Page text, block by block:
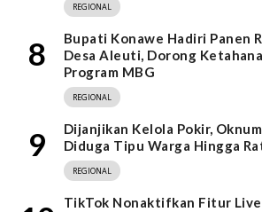
REGIONAL
8
Bupati Konawe Hadiri Panen
Desa Aleuti, Dorong
Program MBG
REGIONAL
9
Dijanjikan Kelola Pokir,
Diduga Tipu Warga Hingga
REGIONAL
TikTok Nonaktifkan Fitur